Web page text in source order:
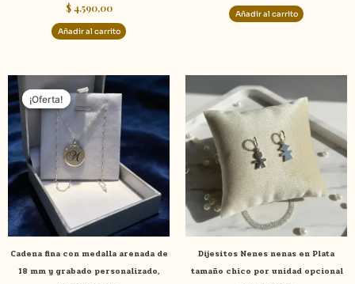
$4.590,00
Añadir al carrito
Añadir al carrito
¡Oferta!
¡Oferta!
Cadena fina con medalla arenada de
18 mm y grabado personalizado,
Rango
de
precios:
$ 3.790,00
hasta
producto
tiene
múltiples
Las
opciones
se
pueden
elegir
en
la
Dijesitos Nenes nenas en Plata
tamaño chico por unidad opcional